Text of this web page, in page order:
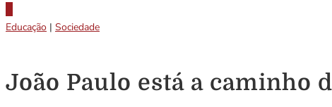
Educação | Sociedade
João Paulo está a caminho